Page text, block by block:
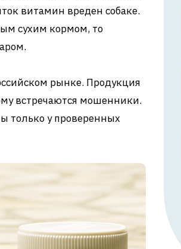
витамин вреден собаке.
сухим кормом, то
рынке. Продукция
встречаются мошенники.
только у проверенных